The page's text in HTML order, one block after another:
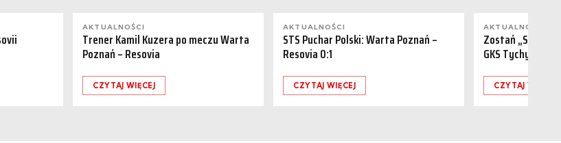
AKTUALNOŚCI
Trener Kamil Kuzera po meczu Warta
Poznań – Resovia
CZYTAJ WIĘCEJ
AKTUALNOŚCI
STS Puchar Polski: Warta Poznań –
Resovia 0:1
CZYTAJ WIĘCEJ
AKTUALNOŚCI
Zostań
GKS Tychy
CZYTAJ WIĘCEJ